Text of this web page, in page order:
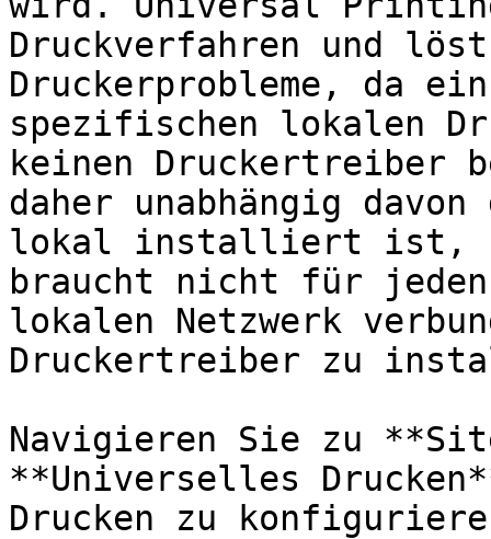
Druckverfahren und
Druckerprobleme, da
spezifischen lokalen
keinen Druckertreiber
daher unabhängig
lokal installiert ist,
braucht nicht für
lokalen Netzwerk
Druckertreiber zu
Navigieren Sie zu
**Universelles
Drucken zu